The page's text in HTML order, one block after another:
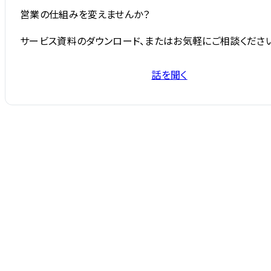
営業の仕組みを変えませんか？
サービス資料のダウンロード、またはお気軽にご相談くださ
話を聞く